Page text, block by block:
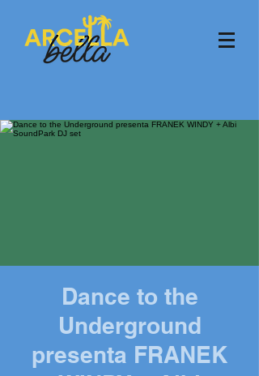
Dance to the
Underground
presenta FRANEK